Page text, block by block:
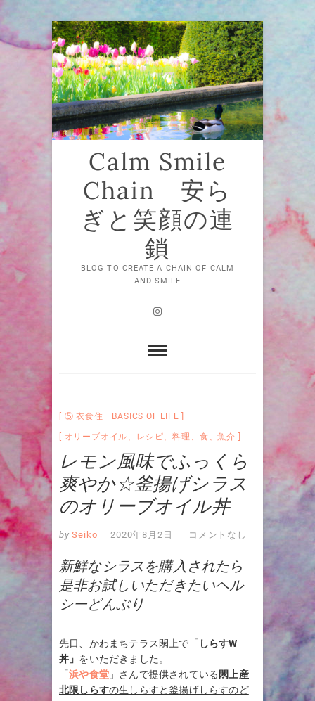
Skip
to
content
Calm Smile
Chain 安ら
ぎと笑顔の連
鎖
BLOG TO CREATE A CHAIN OF CALM
AND SMILE
Instagram
⑤ 衣食住 BASICS OF LIFE
オリーブオイル レシピ 、料理 食 、魚介
レモン風味でふっくら
爽やか☆釜揚げシラス
のオリーブオイル丼
by Seiko 2020年8月2日 コメントなし
新鮮なシラスを購入されたら
是非お試しいただきたいヘル
シーどんぶり
先日、かわまちテラス閖上で「 しらすW
丼」 をいただきました。
「浜や食堂 」さんで提供されている 閖上産
北限しらすの生しらすと釜揚げしらすのど